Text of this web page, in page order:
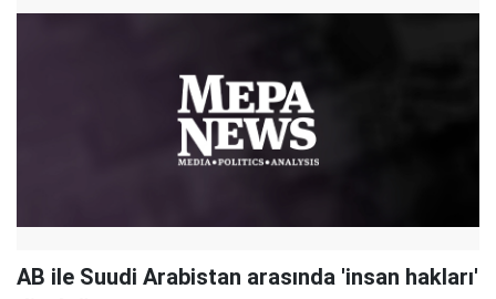
AB ile Suudi Arabistan arasında 'insan hakları'